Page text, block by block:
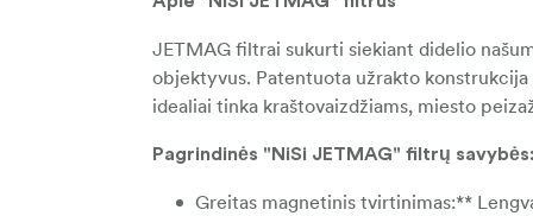
JETMAG filtrai sukurti siekiant didelio
objektyvus. Patentuota užrakto
idealiai tinka kraštovaizdžiams, miesto
Pagrindinės "NiSi JETMAG" filtrų savybės:
Greitas magnetinis tvirtinimas:**